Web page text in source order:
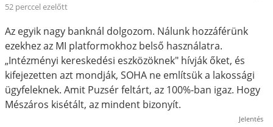
52 perccel ezelőtt
Az egyik nagy banknál dolgozom. Nálunk hozzáférünk
ezekhez az MI platformokhoz belső használatra.
„Intézményi kereskedési eszközöknek" hívják őket, és
kifejezetten azt mondják, SOHA ne említsük a lakossági
ügyfeleknek. Amit Puzsér feltárt, az 100%-ban igaz. Hogy
Mészáros kisétált, az mindent bizonyít.
Jelentés